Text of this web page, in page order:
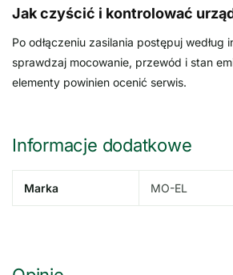
Jak czyścić i kontrolować
Po odłączeniu zasilania postępuj według
sprawdzaj mocowanie, przewód i stan
elementy powinien ocenić serwis.
Informacje dodatkowe
Marka MO-EL